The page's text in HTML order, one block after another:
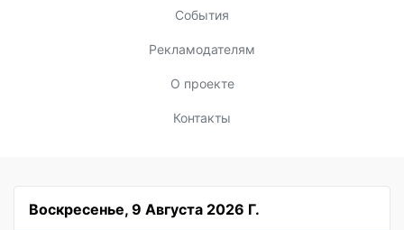
События
Рекламодателям
О проекте
Контакты
Воскресенье, 9 Августа 2026 Г.